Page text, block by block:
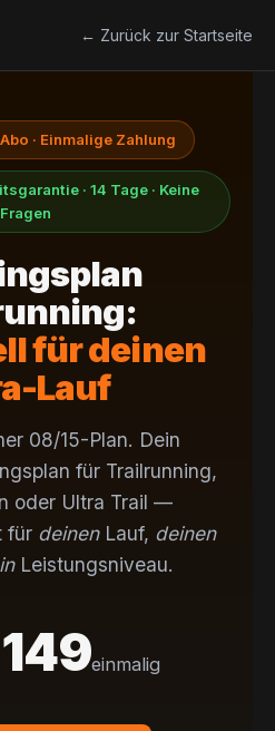
← Zurück zur Startseite
· Einmalige Zahlung
· 14 Tage · Keine
Fragen
für deinen
Lauf
08/15-Plan. Dein
für Trailrunning,
oder Ultra Trail —
für deinenLauf, deinen
Leistungsniveau.
einmalig